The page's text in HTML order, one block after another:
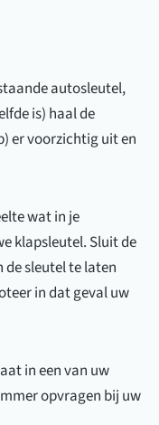
autosleutel,
is) haal de
er voorzichtig uit en
wat in je
klapsleutel. Sluit de
sleutel te laten
in dat geval uw
in een van uw
opvragen bij uw